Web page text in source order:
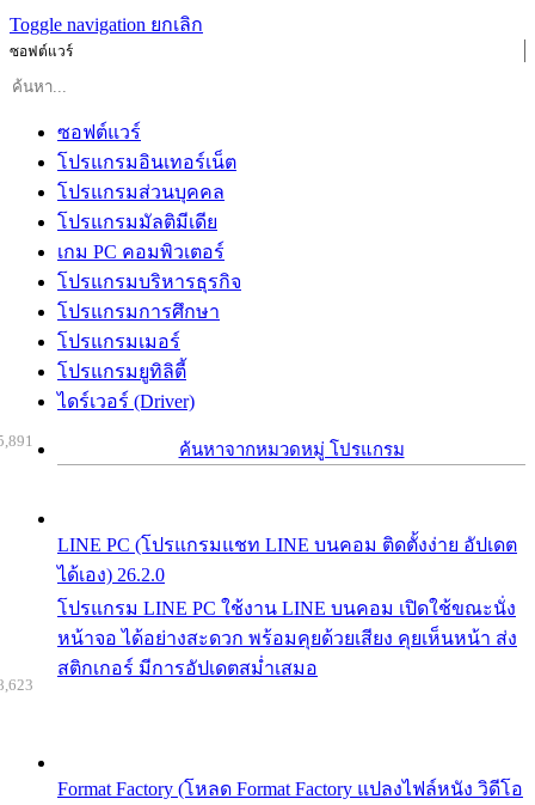
Toggle navigation ยกเลิก
ซอฟต์แวร์
ซอฟต์แวร์
โปรแกรมอินเทอร์เน็ต
โปรแกรมส่วนบุคคล
โปรแกรมมัลติมีเดีย
เกม PC คอมพิวเตอร์
โปรแกรมบริหารธุรกิจ
โปรแกรมการศึกษา
โปรแกรมเมอร์
โปรแกรมยูทิลิตี้
ไดร์เวอร์ (Driver)
ค้นหาจากหมวดหมู่ โปรแกรม
LINE PC (โปรแกรมแชท LINE บนคอม ติดตั้งง่าย อัปเดต
ได้เอง) 26.2.0
โปรแกรม LINE PC ใช้งาน LINE บนคอม เปิดใช้ขณะนั่ง
หน้าจอ ได้อย่างสะดวก พร้อมคุยด้วยเสียง คุยเห็นหน้า ส่ง
สติกเกอร์ มีการอัปเดตสม่ำเสมอ
Format Factory (โหลด Format Factory แปลงไฟล์หนัง วิดีโอ